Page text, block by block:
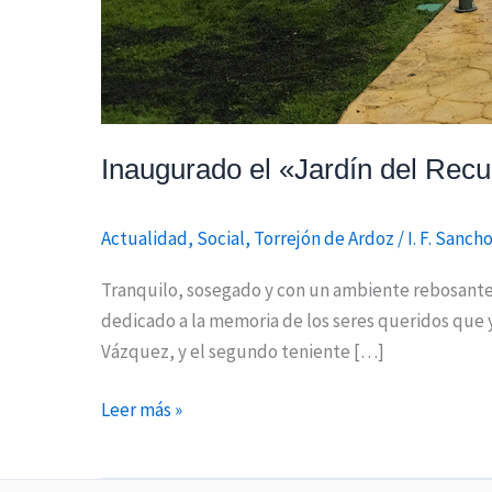
Inaugurado el «Jardín del
Actualidad, Social, Torrejón de Ardoz /I. F. Sancho
Tranquilo, sosegado y con un ambiente
dedicado a la memoria de los seres queridos
Vázquez, y el segundo teniente […]
Leer más »